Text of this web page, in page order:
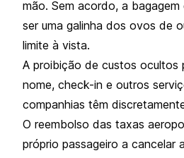
mão. Sem acordo, a
ser uma galinha dos ovos de
limite à vista.
A proibição de custos ocultos
nome, check-in e outros
companhias têm
O reembolso das taxas
próprio passageiro a cancelar